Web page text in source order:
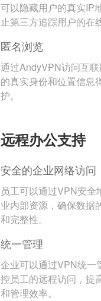
可以隐藏用户的真实IP
止第三方追踪用户的在
匿名浏览
通过AndyVPN访问互
的真实身份和位置信息
护。
远程办公支持
安全的企业网络访问
员工可以通过VPN安全
业内部资源，确保数据
和完整性。
统一管理
企业可以通过VPN统一
控员工的远程访问，提
和管理效率。